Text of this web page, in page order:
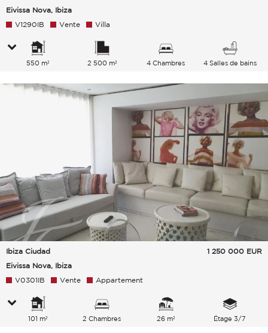
Eivissa Nova, Ibiza
V1290IB Vente Villa
550 m² 2 500 m² 4 Chambres 4 Salles de bains
Ibiza Ciudad
Eivissa Nova, Ibiza
1 250 000 EUR
V0301IB Vente Appartement
101 m² 2 Chambres 26 m² Étage 3/7